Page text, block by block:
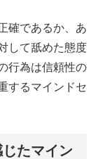
確であるか、あ
して舐めた態度
行為は信頼性の
するマインドセ
たマイン